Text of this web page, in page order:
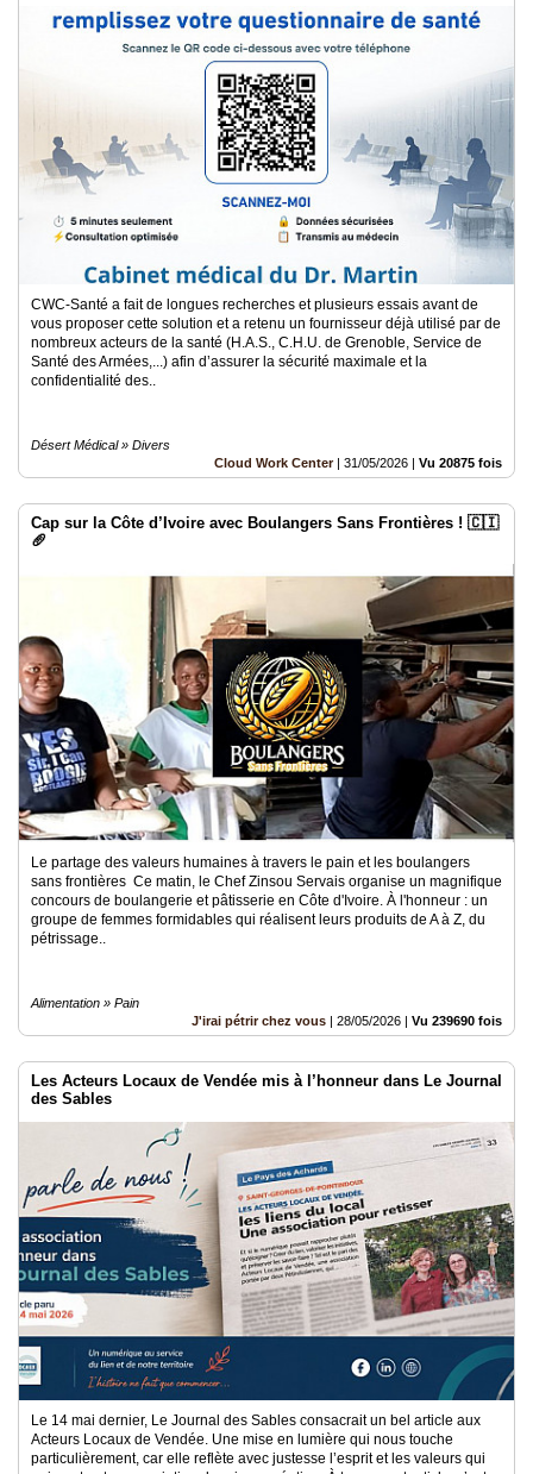
CWC-Santé a fait de longues recherches et plusieurs essais avant de
vous proposer cette solution et a retenu un fournisseur déjà utilisé par de
nombreux acteurs de la santé (H.A.S., C.H.U. de Grenoble, Service de
Santé des Armées,...) afin d’assurer la sécurité maximale et la
confidentialité des..
Désert Médical » Divers
Cloud Work Center| 31/05/2026 | Vu 20875 fois
Cap sur la Côte d’Ivoire avec Boulangers Sans Frontières ! 🇨🇮
🥖
Le partage des valeurs humaines à travers le pain et les boulangers
sans frontières Ce matin, le Chef Zinsou Servais organise un magnifique
concours de boulangerie et pâtisserie en Côte d'Ivoire. À l'honneur : un
groupe de femmes formidables qui réalisent leurs produits de A à Z, du
pétrissage..
Alimentation » Pain
J'irai pétrir chez vous | 28/05/2026 | Vu 239690 fois
Les Acteurs Locaux de Vendée mis à l’honneur dans Le Journal
des Sables
Le 14 mai dernier, Le Journal des Sables consacrait un bel article aux
Acteurs Locaux de Vendée. Une mise en lumière qui nous touche
particulièrement, car elle reflète avec justesse l’esprit et les valeurs qui